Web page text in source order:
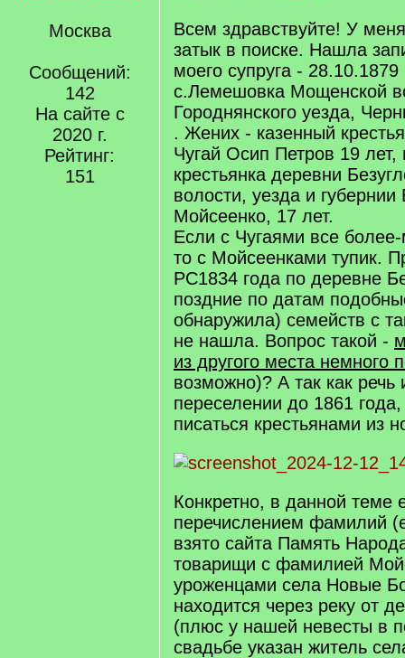
Москва
Сообщений:
142
На сайте с
2020 г.
Рейтинг:
151
Всем здравствуйте! У
затык в поиске. Нашла
моего супруга -
с.Лемешовка Мощенской
Городнянского уезда,
. Жених - казенный
Чугай Осип Петров 19 лет,
крестьянка деревни
волости, уезда и
Мойсеенко, 17 лет.
Если с Чугаями все
то с Мойсеенками тупик.
РС1834 года по деревне
поздние по датам
обнаружила) семейств с
не нашла. Вопрос такой -
из другого места немного
возможно)? А так как речь
переселении до 1861
писаться крестьянами из
Конкретно, в данной теме
перечислением фамилий
взято сайта Память
товарищи с фамилией
уроженцами села Новые
находится через реку от
(плюс у нашей невесты в
свадьбе указан житель